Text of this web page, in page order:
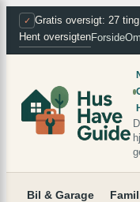
Spring
✓ Gratis oversigt: 27
Hent oversigtenForsideOm
Bil & Garage